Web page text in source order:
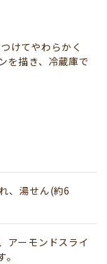
けてやわらかく
を描き、冷蔵庫で
、湯せん(約6
アーモンドスライ